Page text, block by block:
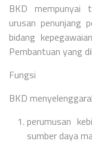
BKD mempunyai
urusan penunjang
bidang
Pembantuan yang
Fungsi
BKD
perumusan
sumber daya